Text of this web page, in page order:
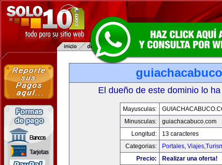
El dueño de este dominio lo
Mayusculas:
Minusculas:
guiachacabuco.com
Longitud:
13 caracteres
Categorias:
Portales,
Precio:
Realizar una oferta!